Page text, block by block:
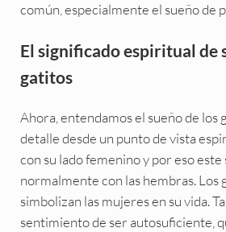
común, especialmente el sueño de
El significado espiritual de
gatitos
Ahora, entendamos el sueño de los
detalle desde un punto de vista
con su lado femenino y por eso este
normalmente con las hembras. Los
simbolizan las mujeres en su vida.
sentimiento de ser autosuficiente,